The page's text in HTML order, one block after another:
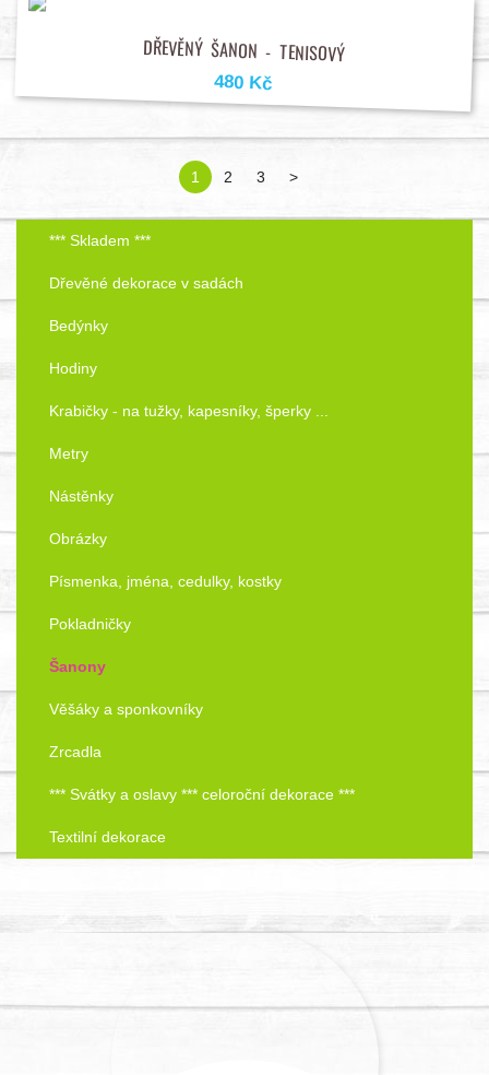
DŘEVĚNÝ ŠANON - TENISOVÝ
480 Kč
1 2 3 >
*** Skladem ***
Dřevěné dekorace v sadách
Bedýnky
Hodiny
Krabičky - na tužky, kapesníky, šperky ...
Metry
Nástěnky
Obrázky
Písmenka, jména, cedulky, kostky
Pokladničky
Šanony
Věšáky a sponkovníky
Zrcadla
*** Svátky a oslavy *** celoroční dekorace ***
Textilní dekorace